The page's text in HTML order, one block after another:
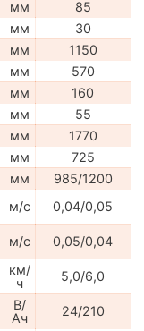
мм
85
мм
30
мм
1150
мм
570
мм
160
мм
55
мм
1770
мм
725
мм
985/1200
м/с
0,04/0,05
м/с
0,05/0,04
км/
ч
5,0/6,0
В/
Ач
24/210